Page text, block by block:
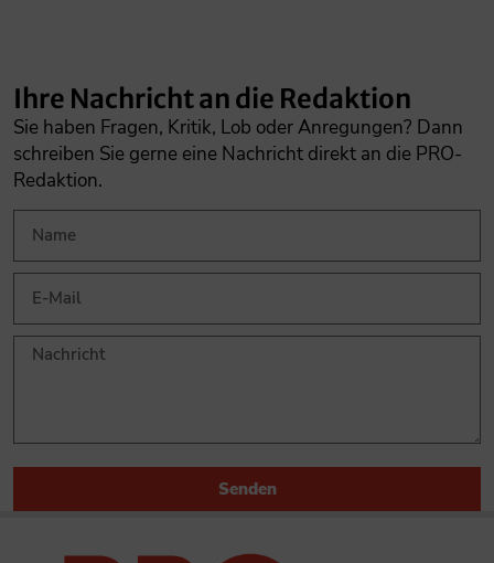
Ihre Nachricht an die Redaktion
Sie haben Fragen, Kritik, Lob oder Anregungen? Dann
schreiben Sie gerne eine Nachricht direkt an die PRO-
Redaktion.
Senden